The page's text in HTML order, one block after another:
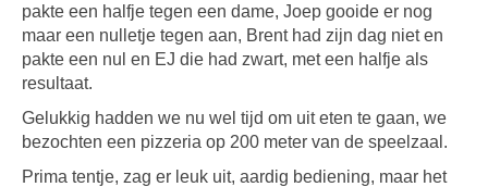
pakte een halfje tegen een dame, Joep gooide er nog
maar een nulletje tegen aan, Brent had zijn dag niet en
pakte een nul en EJ die had zwart, met een halfje als
resultaat.
Gelukkig hadden we nu wel tijd om uit eten te gaan, we
bezochten een pizzeria op 200 meter van de speelzaal.
Prima tentje, zag er leuk uit, aardig bediening, maar het